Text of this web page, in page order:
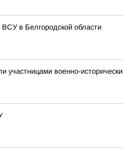
в Белгородской области
военно-